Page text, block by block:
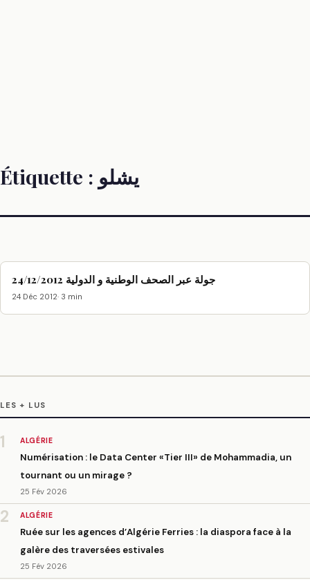
Étiquette : يشلو
جولة عبر الصحف الوطنية و الدولية 24/12/2012
24 Déc 2012· 3 min
LES + LUS
1 ALGÉRIE
Numérisation : le Data Center «Tier III» de Mohammadia, un
tournant ou un mirage ?
25 Fév 2026
2 ALGÉRIE
Ruée sur les agences d’Algérie Ferries : la diaspora face à la
galère des traversées estivales
25 Fév 2026